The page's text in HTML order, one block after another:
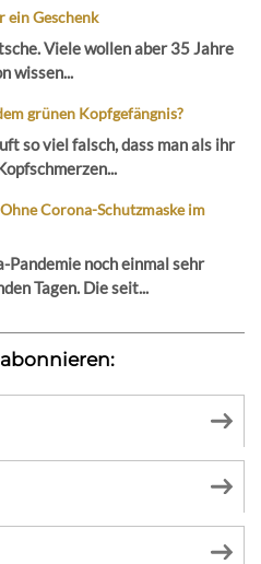
ein Geschenk
Viele wollen aber 35 Jahre
wissen...
grünen Kopfgefängnis?
so viel falsch, dass man als ihr
Corona-Schutzmaske im
Pandemie noch einmal sehr
Tagen. Die seit...